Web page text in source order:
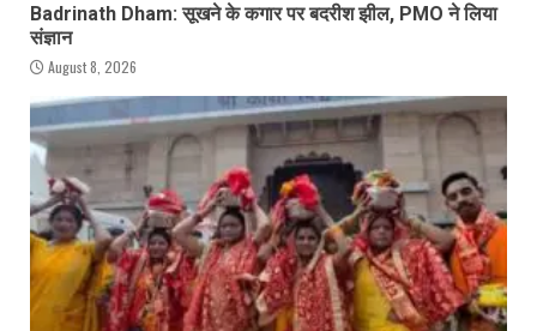
Badrinath Dham: सूखने के कगार पर बदरीश झील, PMO ने लिया
संज्ञान
August 8, 2026